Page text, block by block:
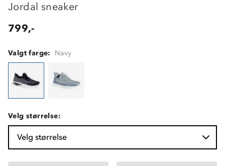
Jordal sneaker
799,-
Valgt farge: Navy
Velg størrelse:
Velg størrelse